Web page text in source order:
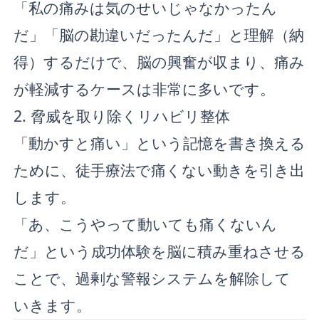
「私の痛みは気のせいじゃなかったん
だ」「脳の勘違いだったんだ」と理解（納
得）するだけで、脳の興奮が収まり、痛み
が軽減するケースは非常に多いです。
2. 脅威を取り除くリハビリ整体
「動かすと痛い」という記憶を書き換える
ために、徒手療法で痛くない動きを引き出
します。
「あ、こうやって動いても痛くないん
だ」という成功体験を脳に積み重ねさせる
ことで、過剰な警報システムを解除して
いきます。